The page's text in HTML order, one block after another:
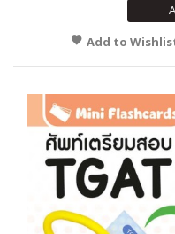
Add to